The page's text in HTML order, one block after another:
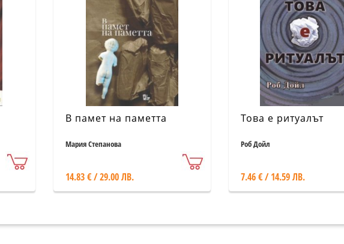
В памет на паметта
Мария Степанова
14.83 € / 29.00 ЛВ.
Това е ритуалът
Роб Дойл
7.46 € / 14.59 ЛВ.